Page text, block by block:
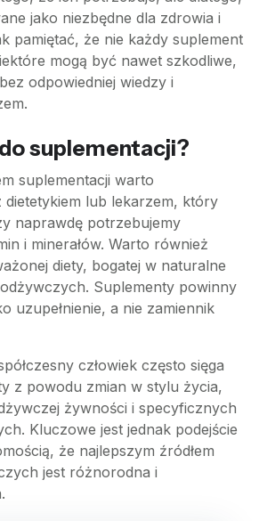
jako niezbędne dla zdrowia i
pamiętać, że nie każdy suplement
mogą być nawet szkodliwe,
odpowiedniej wiedzy i
suplementacji?
suplementacji warto
dietetykiem lub lekarzem, który
naprawdę potrzebujemy
i minerałów. Warto również
diety, bogatej w naturalne
odżywczych. Suplementy powinny
uzupełnienie, a nie zamiennik
człowiek często sięga
z powodu zmian w stylu życia,
żywności i specyficznych
Kluczowe jest jednak podejście
że najlepszym źródłem
jest różnorodna i